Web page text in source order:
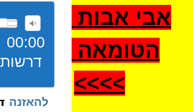
00:00
דרשות 075 הנפש מחפש רוחניות תשעב
להאזנה
אבי אבות
הטומאה
>>>
>